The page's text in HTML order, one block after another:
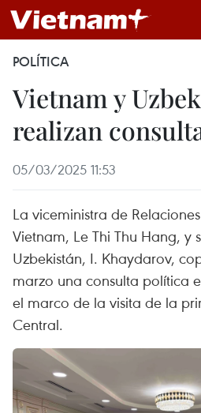
POLÍTICA
Vietnam y
realizan
05/03/2025 11:53
La viceministra de
Vietnam, Le Thi Thu Hang, y
Uzbekistán, I. Khaydarov,
marzo una consulta política
el marco de la visita de la
Central.